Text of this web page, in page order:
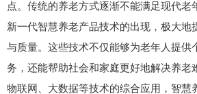
点。传统的养老方式逐渐不能满足现代老
新一代智慧养老产品技术的出现，极大地
与质量。这些技术不仅能够为老年人提供
务，还能帮助社会和家庭更好地解决养老
物联网、大数据等技术的综合应用，智慧